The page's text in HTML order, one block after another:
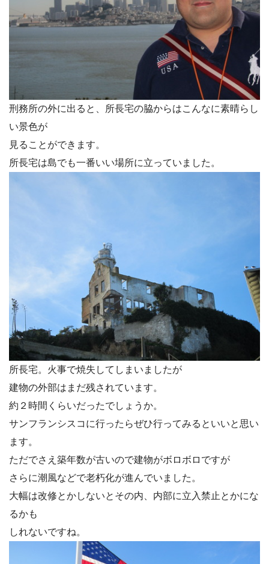
刑務所の外に出ると、所長宅の脇からはこんなに素晴らし
い景色が
見ることができます。
所長宅は島でも一番いい場所に立っていました。
所長宅。火事で焼失してしまいましたが
建物の外部はまだ残されています。
約２時間くらいだったでしょうか。
サンフランシスコに行ったらぜひ行ってみるといいと思い
ます。
ただでさえ築年数が古いので建物がボロボロですが
さらに潮風などで老朽化が進んでいました。
大幅は改修とかしないとその内、内部に立入禁止とかにな
るかも
しれないですね。